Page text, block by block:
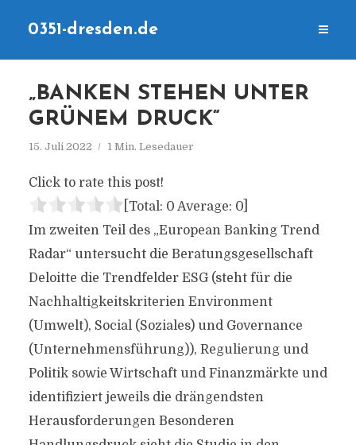
0351-dresden.de
„BANKEN STEHEN UNTER
GRÜNEM DRUCK“
15. Juli 2022 1 Min. Lesedauer
Click to rate this post!
[Total: 0 Average: 0]
Im zweiten Teil des „European Banking Trend
Radar“ untersucht die Beratungsgesellschaft
Deloitte die Trendfelder ESG (steht für die
Nachhaltigkeitskriterien Environment
(Umwelt), Social (Soziales) und Governance
(Unternehmensführung)), Regulierung und
Politik sowie Wirtschaft und Finanzmärkte und
identifiziert jeweils die drängendsten
Herausforderungen Besonderen